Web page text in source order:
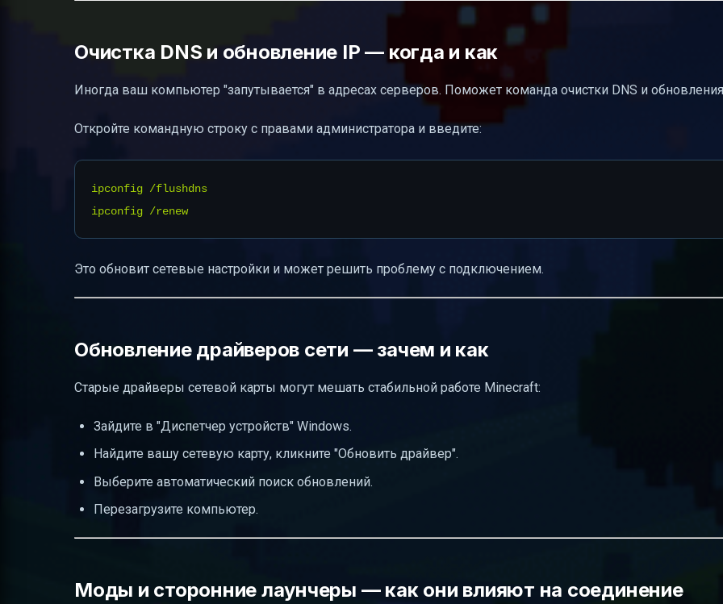
Очистка DNS и обновление IP — когда и как
Иногда ваш компьютер "запутывается" в адресах серверов. Поможет команда очистки DNS и
Откройте командную строку с правами администратора и введите:
ipconfig /flushdns
Это обновит сетевые настройки и может решить проблему с подключением.
Обновление драйверов сети — зачем и как
Старые драйверы сетевой карты могут мешать стабильной работе Minecraft:
Зайдите в "Диспетчер устройств" Windows.
Найдите вашу сетевую карту, кликните "Обновить драйвер".
Выберите автоматический поиск обновлений.
Перезагрузите компьютер.
Моды и сторонние лаунчеры — как они влияют на соединение